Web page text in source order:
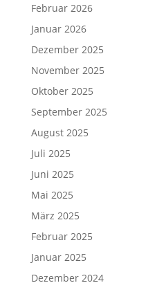
Februar 2026
Januar 2026
Dezember 2025
November 2025
Oktober 2025
September 2025
August 2025
Juli 2025
Juni 2025
Mai 2025
März 2025
Februar 2025
Januar 2025
Dezember 2024